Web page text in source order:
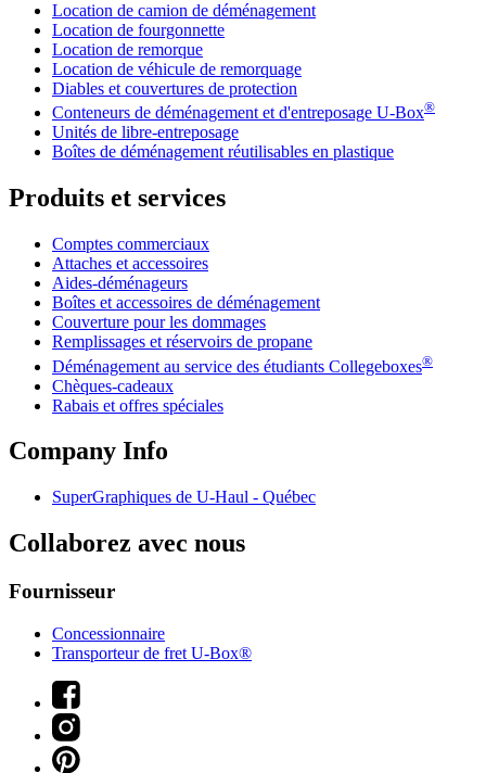
Location de camion de déménagement
Location de fourgonnette
Location de remorque
Location de véhicule de remorquage
Diables et couvertures de protection
Conteneurs de déménagement et d'entreposage U-Box®
Unités de libre-entreposage
Boîtes de déménagement réutilisables en plastique
Produits et services
Comptes commerciaux
Attaches et accessoires
Aides-déménageurs
Boîtes et accessoires de déménagement
Couverture pour les dommages
Remplissages et réservoirs de propane
Déménagement au service des étudiants Collegeboxes®
Chèques-cadeaux
Rabais et offres spéciales
Company Info
SuperGraphiques de U-Haul - Québec
Collaborez avec nous
Fournisseur
Concessionnaire
Transporteur de fret U-Box®